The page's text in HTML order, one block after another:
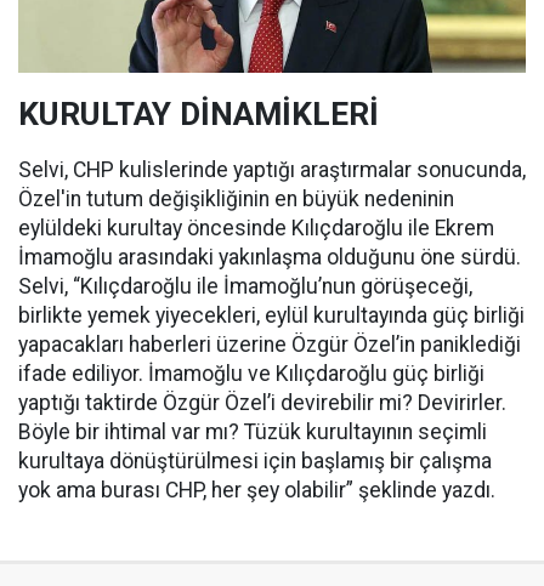
KURULTAY DİNAMİKLERİ
Selvi, CHP kulislerinde yaptığı araştırmalar sonucunda,
Özel'in tutum değişikliğinin en büyük nedeninin
eylüldeki kurultay öncesinde Kılıçdaroğlu ile Ekrem
İmamoğlu arasındaki yakınlaşma olduğunu öne sürdü.
Selvi, “Kılıçdaroğlu ile İmamoğlu’nun görüşeceği,
birlikte yemek yiyecekleri, eylül kurultayında güç birliği
yapacakları haberleri üzerine Özgür Özel’in paniklediği
ifade ediliyor. İmamoğlu ve Kılıçdaroğlu güç birliği
yaptığı taktirde Özgür Özel’i devirebilir mi? Devirirler.
Böyle bir ihtimal var mı? Tüzük kurultayının seçimli
kurultaya dönüştürülmesi için başlamış bir çalışma
yok ama burası CHP, her şey olabilir” şeklinde yazdı.